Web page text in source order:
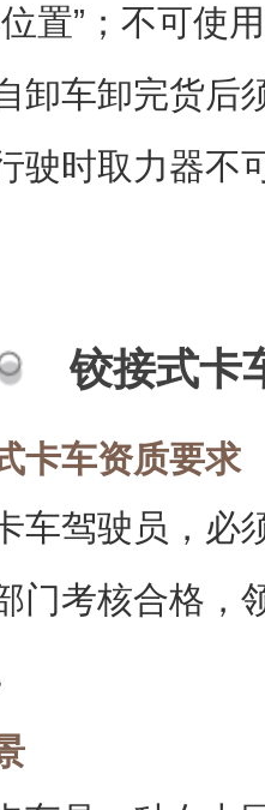
位置”；不可使
卸车卸完货后
驶时取力器不
铰接式卡
卡车资质要求
车驾驶员，必
门考核合格，